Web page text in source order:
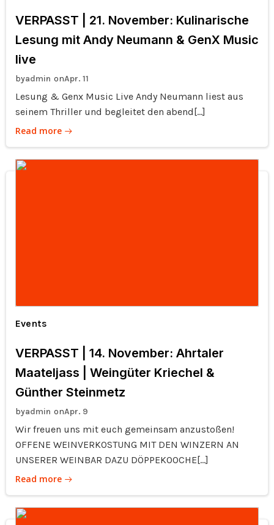
VERPASST | 21. November: Kulinarische
Lesung mit Andy Neumann & GenX Music
live
byadmin onApr. 11
Lesung & Genx Music Live Andy Neumann liest aus
seinem Thriller und begleitet den abend[…]
Read more
Events
VERPASST | 14. November: Ahrtaler
Maateljass | Weingüter Kriechel &
Günther Steinmetz
byadmin onApr. 9
Wir freuen uns mit euch gemeinsam anzustoßen!
OFFENE WEINVERKOSTUNG MIT DEN WINZERN AN
UNSERER WEINBAR DAZU DÖPPEKOOCHE[…]
Read more